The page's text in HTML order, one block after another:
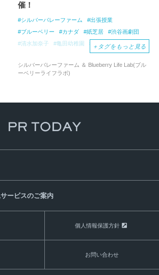
催！
シルバーバレーファーム
出張授業
ブルーベリー
カナダ 紙芝居
渋谷画劇団
清水加奈子
亀田幼稚園 品川区 食育
＋ タグをもっと見る
シルバーバレーファーム ＆ Blueberry Life Lab(ブル
ーベリーライフラボ)
ービスのご案内
個人情報保護方針
お問い合わせ